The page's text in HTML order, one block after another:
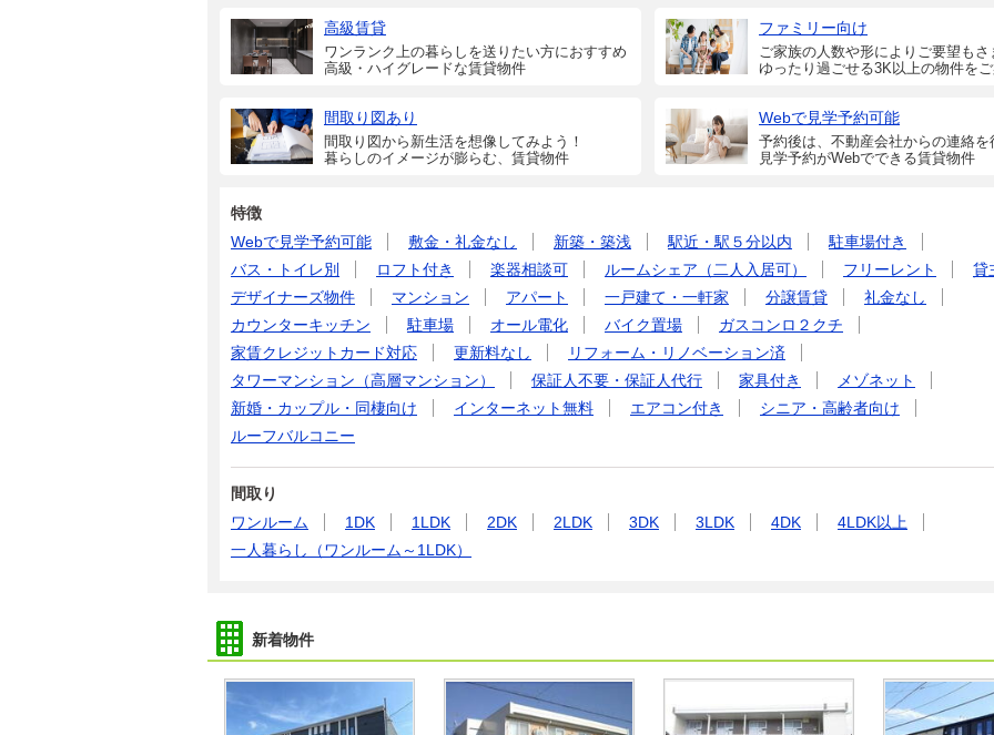
高級賃貸
ワンランク上の暮らしを送りたい方におすすめ
高級・ハイグレードな賃貸物件
ファミリー向け
ご家族の人数や形によりご要望もさ
ゆったり過ごせる3K以上の物件を
間取り図あり
間取り図から新生活を想像してみよう！
暮らしのイメージが膨らむ、賃貸物件
Webで見学予約可能
予約後は、不動産会社からの連絡を
見学予約がWebでできる賃貸物件
特徴
Webで見学予約可能
敷金・礼金なし 新築・築浅 駅近・駅５分以内
駐車場付き
バス・トイレ別
ロフト付き 楽器相談可 ルームシェア（二人入居可） フリーレント
貸
デザイナーズ物件
マンション アパート 一戸建て・一軒家 分譲賃貸
礼金なし
カウンターキッチン
駐車場 オール電化 バイク置場
ガスコンロ２クチ
家賃クレジットカード対応
更新料なし
リフォーム・リノベーション済
タワーマンション（高層マンション）
保証人不要・保証人代行 家具付き
メゾネット
新婚・カップル・同棲向け
インターネット無料 エアコン付き
シニア・高齢者向け
ルーフバルコニー
間取り
ワンルーム
1DK 1LDK 2DK 2LDK 3DK 3LDK 4DK
4LDK以上
一人暮らし（ワンルーム～1LDK）
新着物件